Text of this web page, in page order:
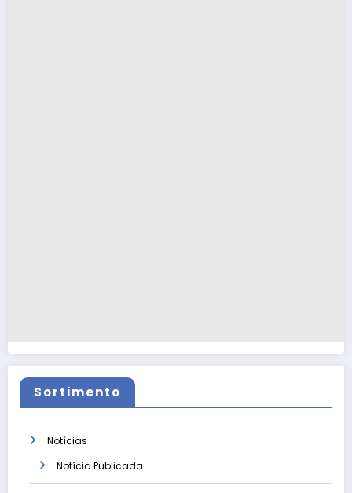
Sortimento
Notícias
Notícia Publicada